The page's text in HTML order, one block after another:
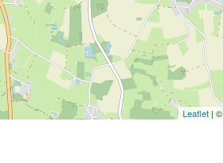
Leaflet| ©